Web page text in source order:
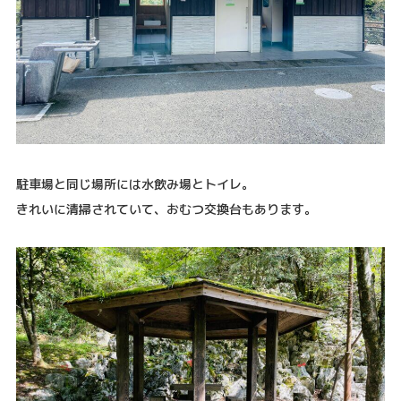
駐車場と同じ場所には水飲み場とトイレ。
きれいに清掃されていて、おむつ交換台もあります。